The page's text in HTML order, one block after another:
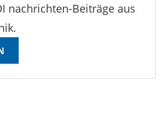
nachrichten-Beiträge aus